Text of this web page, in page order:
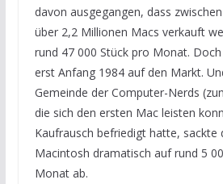
davon ausgegangen, dass
über 2,2 Millionen Macs verkauft
rund 47 000 Stück pro Monat.
erst Anfang 1984 auf den Markt.
Gemeinde der Computer-Nerds
die sich den ersten Mac leisten
Kaufrausch befriedigt hatte, sackte
Macintosh dramatisch auf rund 5
Monat ab.